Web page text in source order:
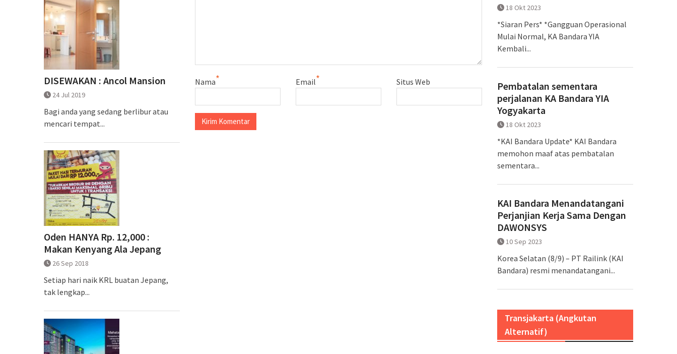
Nama* Email* Situs Web
18 Okt 2023
*Siaran Pers* *Gangguan Operasional
Mulai Normal, KA Bandara YIA
Kembali...
Pembatalan sementara
perjalanan KA Bandara YIA
Yogyakarta
18 Okt 2023
*KAI Bandara Update* KAI Bandara
memohon maaf atas pembatalan
sementara...
KAI Bandara Menandatangani
Perjanjian Kerja Sama Dengan
DAWONSYS
10 Sep 2023
Korea Selatan (8/9) – PT Railink (KAI
Bandara) resmi menandatangani...
Transjakarta (Angkutan
Alternatif)
DISEWAKAN : Ancol Mansion
24 Jul 2019
Bagi anda yang sedang berlibur atau
mencari tempat...
Oden HANYA Rp. 12,000 :
Makan Kenyang Ala Jepang
26 Sep 2018
Setiap hari naik KRL buatan Jepang,
tak lengkap...